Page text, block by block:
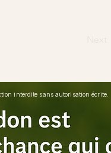
interdite sans autorisation écrite.